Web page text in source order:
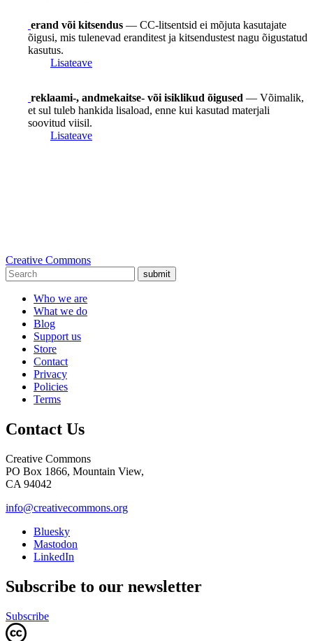
erand või kitsendus — CC-litsentsid ei mõjuta kasutajate
õigusi, mis tulenevad eranditest ja kitsendustest nagu õigustatud
kasutus.
Lisateave
reklaami-, andmekaitse- või isiklikud õigused — Võimalik,
et sul tuleb hankida lisaload, enne kui kasutad materjali
soovitud viisil.
Lisateave
Creative Commons
submit
Who we are
What we do
Blog
Support us
Store
Contact
Privacy
Policies
Terms
Contact Us
Creative Commons
PO Box 1866, Mountain View,
CA 94042
info@creativecommons.org
Bluesky
Mastodon
LinkedIn
Subscribe to our newsletter
Subscribe